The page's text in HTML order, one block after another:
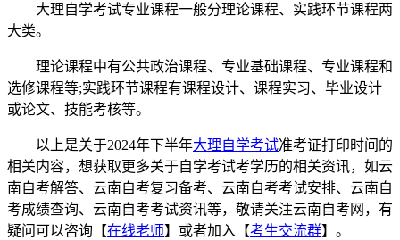
大理自学考试专业课程一般分理论课程、实践环节课程两
大类。
理论课程中有公共政治课程、专业基础课程、专业课程和
选修课程等;实践环节课程有课程设计、课程实习、毕业设计
或论文、技能考核等。
以上是关于2024年下半年大理自学考试准考证打印时间的
相关内容，想获取更多关于自学考试考学历的相关资讯，如云
南自考解答、云南自考复习备考、云南自考考试安排、云南自
考成绩查询、云南自考考试资讯等，敬请关注云南自考网，有
疑问可以咨询【在线老师】或者加入【考生交流群】。